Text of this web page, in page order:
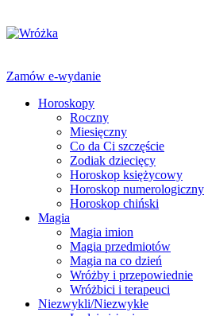
Zamów e-wydanie
Horoskopy
Roczny
Miesięczny
Co da Ci szczęście
Zodiak dziecięcy
Horoskop księżycowy
Horoskop numerologiczny
Horoskop chiński
Magia
Magia imion
Magia przedmiotów
Magia na co dzień
Wróżby i przepowiednie
Wróżbici i terapeuci
Niezwykli/Niezwykłe